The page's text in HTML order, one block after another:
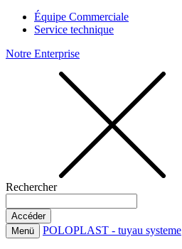
Équipe Commerciale
Service technique
Notre Enterprise
Rechercher
Menü POLOPLAST - tuyau systeme